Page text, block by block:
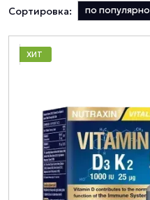
Сортировка: по
ХИТ